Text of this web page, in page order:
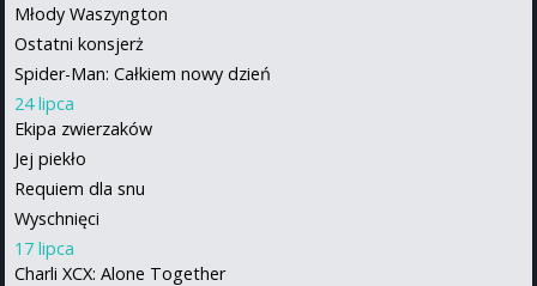
Młody Waszyngton
Ostatni konsjerż
Spider-Man: Całkiem nowy dzień
24 lipca
Ekipa zwierzaków
Jej piekło
Requiem dla snu
Wyschnięci
17 lipca
Charli XCX: Alone Together